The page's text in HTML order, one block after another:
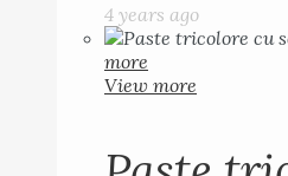
4 years ago
more
View more